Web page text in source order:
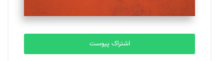
اشتراک پیوست